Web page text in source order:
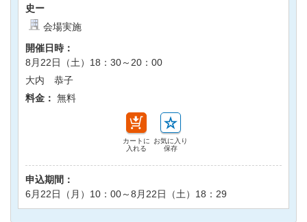
史ー
会場実施
開催日時：
8月22日（土）18：30～20：00
大内 恭子
料金： 無料
カートに
入れる
お気に入り
保存
申込期間：
6月22日（月）10：00～8月22日（土）18：29